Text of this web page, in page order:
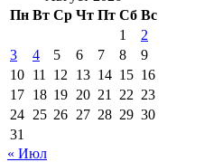
Пн Вт Ср Чт Пт Сб Вс
1
2
3
4 5 6 7 8
9
10 11 12 13 14 15 16
17 18 19 20 21 22 23
24 25 26 27 28 29 30
31
« Июл